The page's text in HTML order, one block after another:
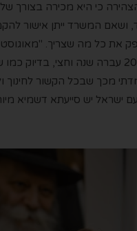
הצהירה כי היא מכירה בצורך
ושאם המשרד ייתן אישור
פברואר 2019 עברה שנה וחצי, בדיוק
מכך שבכל הקשור לחינוך
ישראל יש סייעתא דשמיא